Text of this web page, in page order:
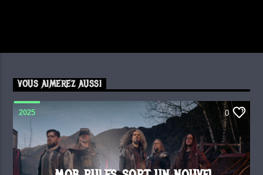
VOUS AIMEREZ AUSSI
2025 0